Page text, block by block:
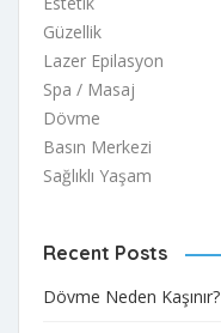
Güzellik
Lazer Epilasyon
Spa / Masaj
Dövme
Basın Merkezi
Sağlıklı Yaşam
Recent Posts
Dövme Neden Kaşınır?